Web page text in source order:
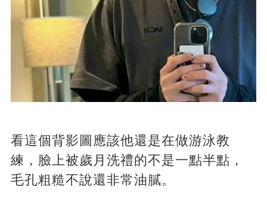
看這個背影圖應該他還是在做游泳教
練，臉上被歲月洗禮的不是一點半點，
毛孔粗糙不說還非常油膩。